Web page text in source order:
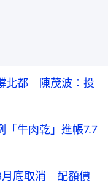
北都 陳茂波：投
「牛肉乾」進帳7.7
月底取消 配額價